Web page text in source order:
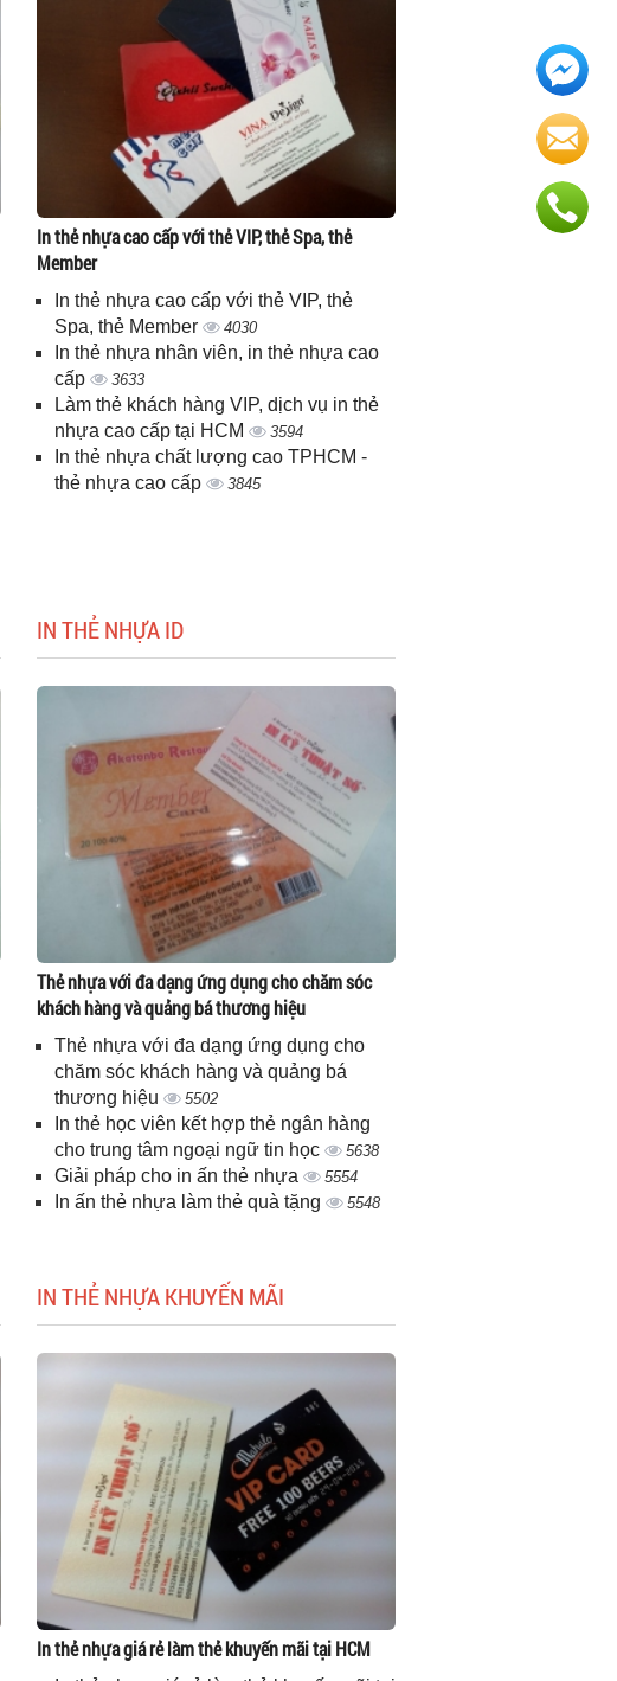
In thẻ nhựa cao cấp với thẻ VIP, thẻ Spa, thẻ
Member
In thẻ nhựa cao cấp với thẻ VIP, thẻ
Spa, thẻ Member
4030
In thẻ nhựa nhân viên, in thẻ nhựa cao
cấp
3633
Làm thẻ khách hàng VIP, dịch vụ in thẻ
nhựa cao cấp tại HCM
3594
In thẻ nhựa chất lượng cao TPHCM -
thẻ nhựa cao cấp
3845
IN THẺ NHỰA ID
Thẻ nhựa với đa dạng ứng dụng cho chăm sóc
khách hàng và quảng bá thương hiệu
Thẻ nhựa với đa dạng ứng dụng cho
chăm sóc khách hàng và quảng bá
thương hiệu
5502
In thẻ học viên kết hợp thẻ ngân hàng
cho trung tâm ngoại ngữ tin học
5638
Giải pháp cho in ấn thẻ nhựa 5554
In ấn thẻ nhựa làm thẻ quà tặng 5548
IN THẺ NHỰA KHUYẾN MÃI
In thẻ nhựa giá rẻ làm thẻ khuyến mãi tại HCM